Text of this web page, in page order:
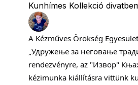
Kunhímes Kollekció
A Kézműves Örökség
„Удружење за неговање
rendezvényre, az "Извор"
kézimunka kiállításra vittünk